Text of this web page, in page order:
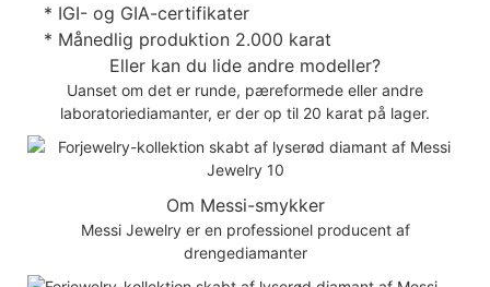
* IGI- og GIA-certifikater
* Månedlig produktion 2.000 karat
Eller kan du lide andre modeller?
Uanset om det er runde, pæreformede eller andre
laboratoriediamanter, er der op til 20 karat på lager.
Om Messi-smykker
Messi Jewelry er en professionel producent af
drengediamanter